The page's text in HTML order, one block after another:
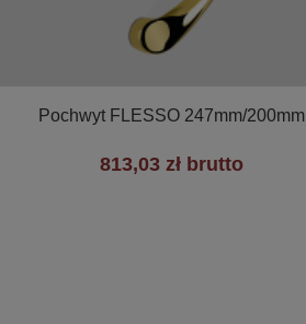
Szybki podgląd
Pochwyt FLESSO 247mm/200mm
813,03 zł brutto